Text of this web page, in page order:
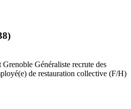
Généraliste recrute des
de restauration collective (F/H)